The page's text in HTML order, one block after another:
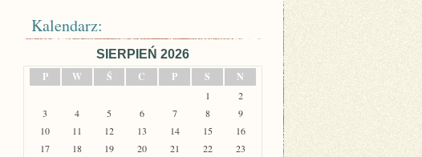
Kalendarz:
SIERPIEŃ 2026
P
W Ś C P S N
1
2
3
4 5 6 7 8
9
10
11 12 13 14 15
16
17
18 19 20 21 22
23